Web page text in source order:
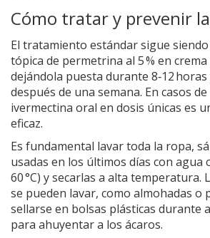
Cómo tratar y prevenir
El tratamiento estándar sigue
tópica de permetrina al 5 % en
dejándola puesta durante 8‑12
después de una semana. En casos
ivermectina oral en dosis únicas es
eficaz.
Es fundamental lavar toda la ropa,
usadas en los últimos días con agua
60 °C) y secarlas a alta temperatura.
se pueden lavar, como almohadas o
sellarse en bolsas plásticas durante
para ahuyentar a los ácaros.